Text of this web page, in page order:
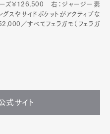
ズ¥126,500 右：ジャージー素
グスやサイドポケットがアクティブな
／すべてフェラガモ（フェラガ
式サイト